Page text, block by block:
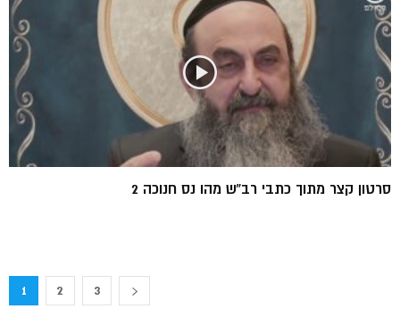
סרטון קצר מתוך כתבי רב”ש מהו נס חנוכה 2
1 2 3